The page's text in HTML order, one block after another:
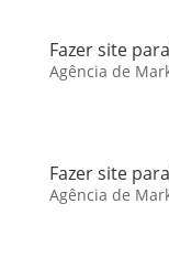
Fazer site
Agência de
Fazer site
Agência de